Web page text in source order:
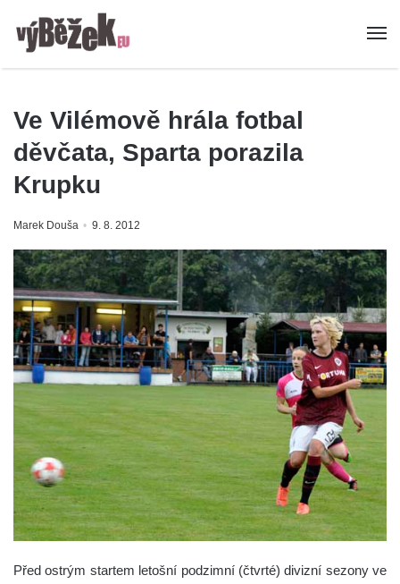
Ve Vilémově hrála fotbal
děvčata, Sparta porazila
Krupku
Marek Douša 9. 8. 2012
Před ostrým startem letošní podzimní (čtvrté) divizní sezony ve